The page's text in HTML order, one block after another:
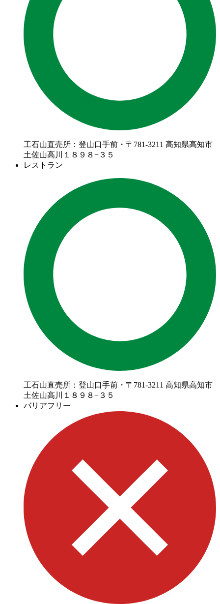
工石山直売所：登山口手前・〒781-3211 高知県高知市
土佐山高川１８９８−３５
レストラン
工石山直売所：登山口手前・〒781-3211 高知県高知市
土佐山高川１８９８−３５
バリアフリー